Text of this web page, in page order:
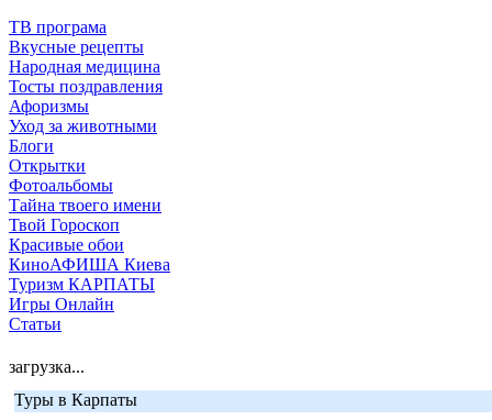
ТВ програма
Вкусные рецепты
Народная медицина
Тосты поздравления
Афоризмы
Уход за животными
Блоги
Открытки
Фотоальбомы
Тайна твоего имени
Твой Гороскоп
Красивые обои
КиноАФИША Киева
Туризм КАРПАТЫ
Игры Онлайн
Статьи
загрузка...
Туры в Карпаты